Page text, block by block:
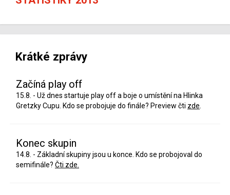
Krátké zprávy
Začíná play off
15.8. - Už dnes startuje play off a boje o umístění na Hlinka
Gretzky Cupu. Kdo se probojuje do finále? Preview čti zde
Konec skupin
14.8. - Základní skupiny jsou u konce. Kdo se probojoval do
semifinále? Čti zde.